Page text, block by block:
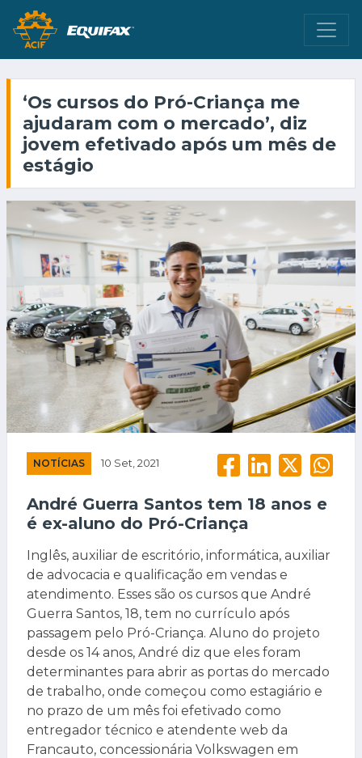
‘Os cursos do Pró-Criança me
ajudaram com o mercado’, diz
jovem efetivado após um mês de
estágio
NOTÍCIAS 10 Set, 2021
André Guerra Santos tem 18 anos e
é ex-aluno do Pró-Criança
Inglês, auxiliar de escritório, informática, auxiliar
de advocacia e qualificação em vendas e
atendimento. Esses são os cursos que André
Guerra Santos, 18, tem no currículo após
passagem pelo Pró-Criança. Aluno do projeto
desde os 14 anos, André diz que eles foram
determinantes para abrir as portas do mercado
de trabalho, onde começou como estagiário e
no prazo de um mês foi efetivado como
entregador técnico e atendente web da
Francauto, concessionária Volkswagen em